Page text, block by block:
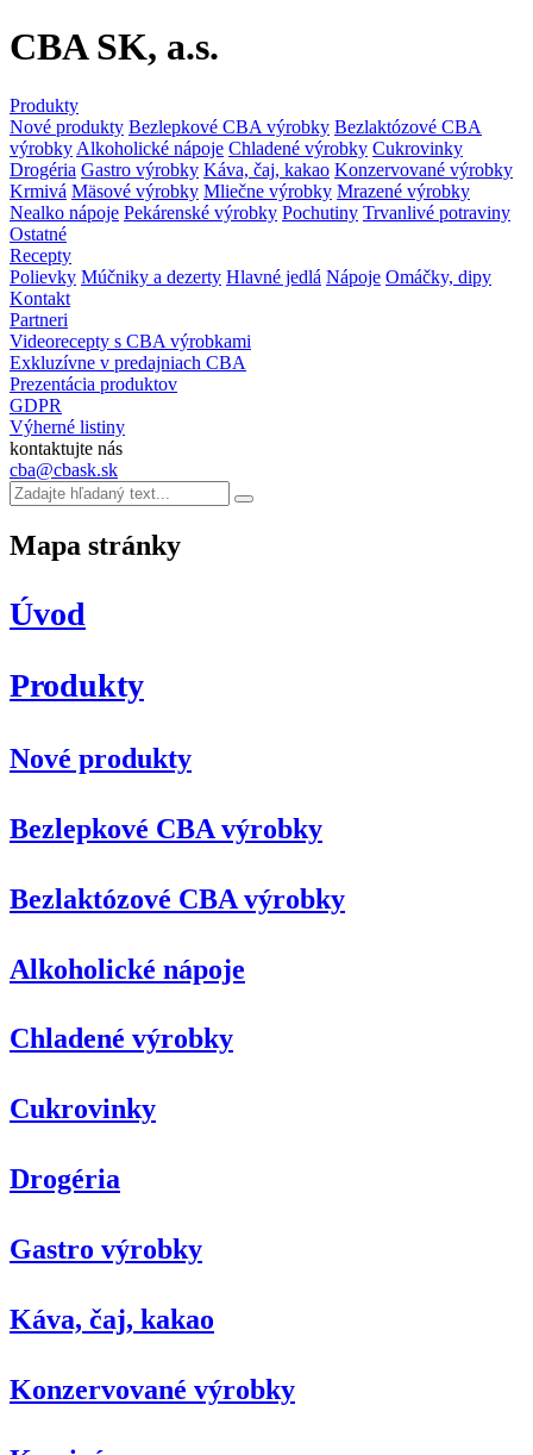
CBA SK, a.s.
Produkty
Nové produkty Bezlepkové CBA výrobky Bezlaktózové CBA
výrobky Alkoholické nápoje Chladené výrobky Cukrovinky
Drogéria Gastro výrobky Káva, čaj, kakao Konzervované výrobky
Krmivá Mäsové výrobky Mliečne výrobky Mrazené výrobky
Nealko nápoje Pekárenské výrobky Pochutiny Trvanlivé potraviny
Ostatné
Recepty
Polievky Múčniky a dezerty Hlavné jedlá Nápoje Omáčky, dipy
Kontakt
Partneri
Videorecepty s CBA výrobkami
Exkluzívne v predajniach CBA
Prezentácia produktov
GDPR
Výherné listiny
kontaktujte nás
cba@cbask.sk
Mapa stránky
Úvod
Produkty
Nové produkty
Bezlepkové CBA výrobky
Bezlaktózové CBA výrobky
Alkoholické nápoje
Chladené výrobky
Cukrovinky
Drogéria
Gastro výrobky
Káva, čaj, kakao
Konzervované výrobky